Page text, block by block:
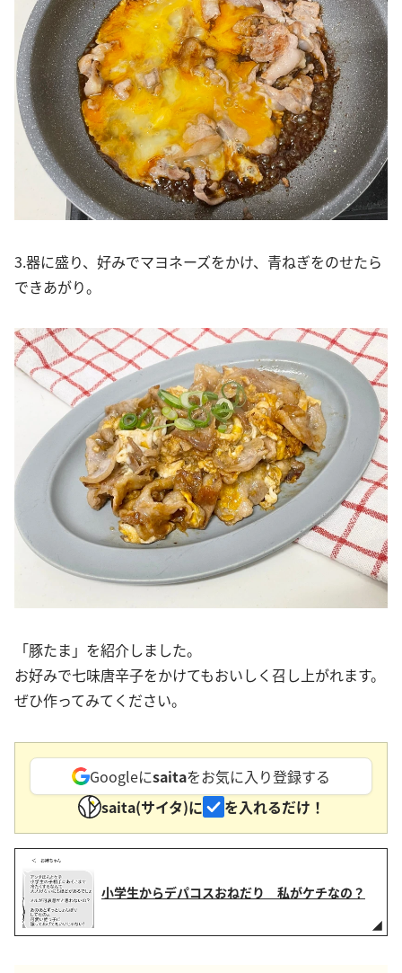
3.器に盛り、好みでマヨネーズをかけ、青ねぎをのせたら
できあがり。
「豚たま」を紹介しました。
お好みで七味唐辛子をかけてもおいしく召し上がれます。
ぜひ作ってみてください。
Googleにsaitaをお気に入り登録する
saita(サイタ)に
を入れるだけ！
小学生からデパコスおねだり 私がケチなの？